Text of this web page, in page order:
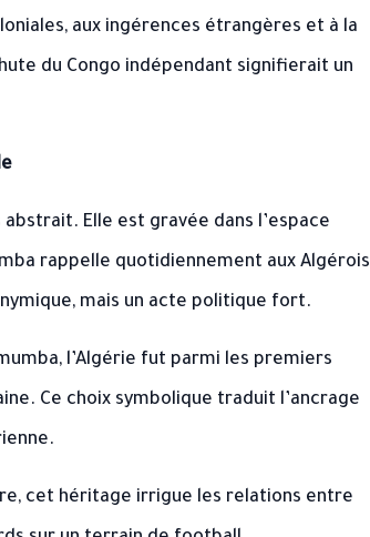
aux ingérences étrangères et à la
du Congo indépendant signifierait un
Elle est gravée dans l’espace
rappelle quotidiennement aux Algérois
mais un acte politique fort.
l’Algérie fut parmi les premiers
Ce choix symbolique traduit l’ancrage
cet héritage irrigue les relations entre